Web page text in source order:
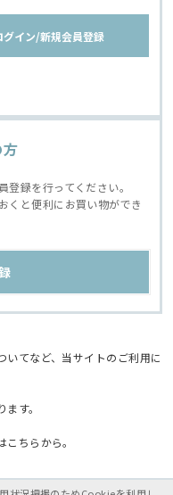
イン/新規会員登録
録を行ってください。
くと便利にお買い物ができ
てなど、当サイトのご利用に
す。
ちらから。